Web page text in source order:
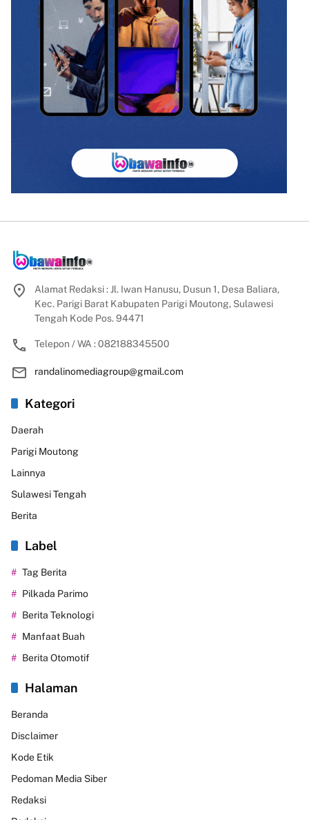
Alamat Redaksi : Jl. Iwan Hanusu, Dusun 1, Desa Baliara,
Kec. Parigi Barat Kabupaten Parigi Moutong, Sulawesi
Tengah Kode Pos. 94471
Telepon / WA : 082188345500
randalinomediagroup@gmail.com
Kategori
Daerah
Parigi Moutong
Lainnya
Sulawesi Tengah
Berita
Label
Tag Berita
Pilkada Parimo
Berita Teknologi
Manfaat Buah
Berita Otomotif
Halaman
Beranda
Disclaimer
Kode Etik
Pedoman Media Siber
Redaksi